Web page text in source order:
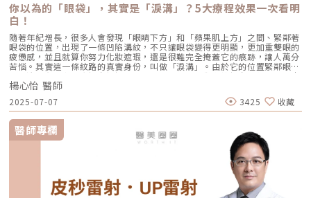
你以為的「眼袋」，其實是「淚溝」？5大療程效果一次看明
白！
隨著年紀增長，很多人會發現「眼睛下方」和「蘋果肌上方」之間、緊鄰著
眼袋的位置，出現了一條凹陷溝紋，不只讓眼袋變得更明顯，更加重雙眼的
疲憊感，並且就算你努力化妝遮瑕，還是很難完全掩蓋它的痕跡，讓人萬分
苦惱。其實這一條紋路的真實身份，叫做「淚溝」。由於它的位置緊鄰眼
袋，造成有不少人會把它誤認成「眼袋」，但如果你直接把它當作眼袋來處
理，往往很難達到理想的治療效果。那該如何分辨眼袋與淚溝的差異？又該
怎麼做才能妥善消除淚溝？本文將深入探討淚溝凹陷的成因，並介紹五大治
療淚溝療程，幫助你擺脫淚溝的糾纏，重現明亮雙眼。如何分辨「眼袋」和
「淚溝」？二者差異一次看明白！很多人只知道有「眼袋」的存在，卻不清
楚「淚溝」是什麼。其實它們雖是「鄰居」，但不論是形成原因或外觀呈
現，都有許多差異，現在就來了解一下吧！（圖／芯漾皮膚科暨醫學美容中
心-楊心怡醫師提供）▌眼袋：眼下鬆弛、膨出的脂肪組織所謂「眼袋」指
的是位在眼睛下方的一塊脂肪膨出，起因於先天下眼眶骨後縮、眼下筋膜鬆
弛、眼下脂肪堆積等狀況，造成下眼瞼像袋子一樣鼓鼓的、腫脹澎大，故而
得名。因此，假如你的眼袋比較輕微，或可利用注射微整形、音波拉提來強
化眼周支撐、收緊筋膜層，就能改善眼袋；但若情況比較嚴重者，就需要進
行眼袋手術，透過微創切口將眼袋脂肪移除或移植到淚溝凹陷的部位，才能
楊心怡 醫師
2025-07-07 3425 收藏
醫師專欄